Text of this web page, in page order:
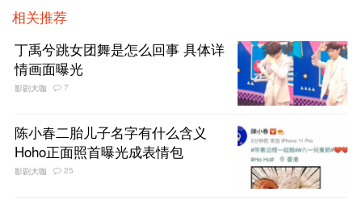
相关推荐
丁禹兮跳女团舞是怎么回事 具体详
情画面曝光
影剧大咖 7
陈小春二胎儿子名字有什么含义
Hoho正面照首曝光成表情包
影剧大咖 25